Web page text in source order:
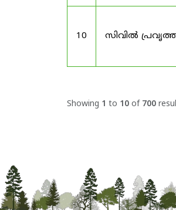
10 സിവിൽ
Showing 1 to 10 of 700